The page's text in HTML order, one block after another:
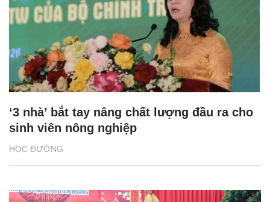
HỌC ĐƯỜNG
‘3 nhà’ bắt tay nâng chất lượng đầu ra cho
sinh viên nông nghiệp